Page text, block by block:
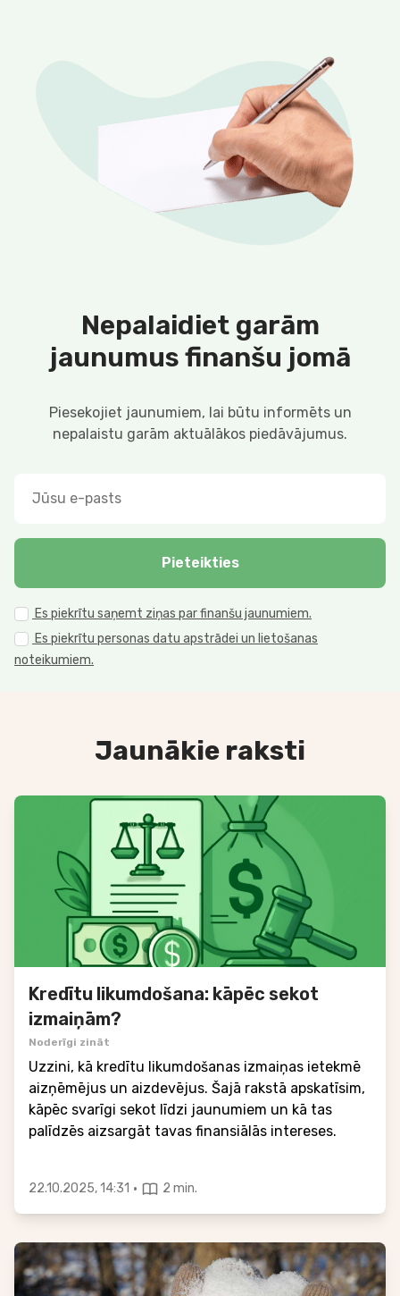
Nepalaidiet garām
jaunumus finanšu jomā
Piesekojiet jaunumiem, lai būtu informēts un
nepalaistu garām aktuālākos piedāvājumus.
Pieteikties
Es piekrītu saņemt ziņas par finanšu jaunumiem.
Es piekrītu personas datu apstrādei un lietošanas
noteikumiem.
Jaunākie raksti
Kredītu likumdošana: kāpēc sekot
izmaiņām?
Noderīgi zināt
Uzzini, kā kredītu likumdošanas izmaiņas ietekmē
aizņēmējus un aizdevējus. Šajā rakstā apskatīsim,
kāpēc svarīgi sekot līdzi jaunumiem un kā tas
palīdzēs aizsargāt tavas finansiālās intereses.
22.10.2025, 14:31 · 2 min.